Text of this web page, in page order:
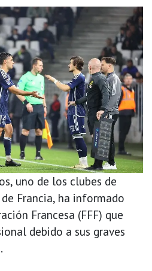
uno de los clubes de
Francia, ha informado
Francesa (FFF) que
debido a sus graves